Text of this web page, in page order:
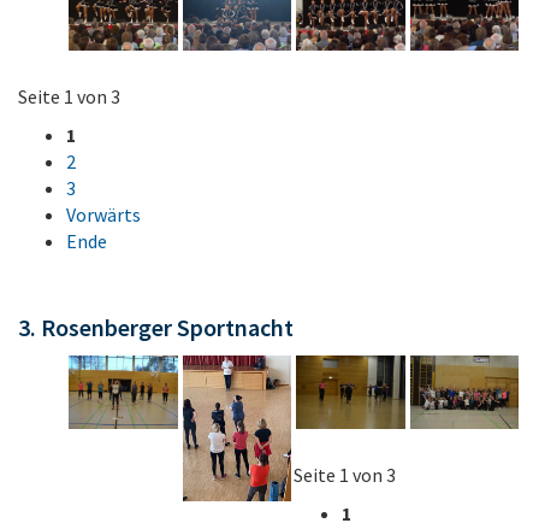
Seite 1 von 3
1
2
3
Vorwärts
Ende
3. Rosenberger Sportnacht
Seite 1 von 3
1